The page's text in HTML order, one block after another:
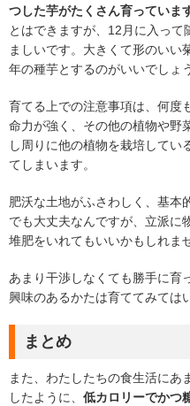
つした芋がたくさん育っていま
とはできますが、12月に入っ
ましいです。大きくて形のいい
年の種芋とするのがいいでしょ
育てる上での注意事項は、何度
命力が強く、その他の植物や野
し周りに他の植物を栽培してい
てしまいます。
肥沃な土地がふさわしく、基本
でも大丈夫なんですが、立派に
堆肥をいれてもいいかもしれま
あまり干渉しなくても勝手に育
興味のあるかたは育ててみては
まとめ
また、わたしたちの食生活にあ
したように、 低カロリーでかつ